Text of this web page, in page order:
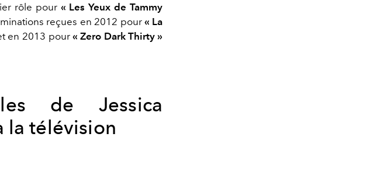
rôle pour « Les Yeux de Tammy
reçues en 2012 pour« La
en 2013 pour« Zero Dark Thirty »
de Jessica
la télévision